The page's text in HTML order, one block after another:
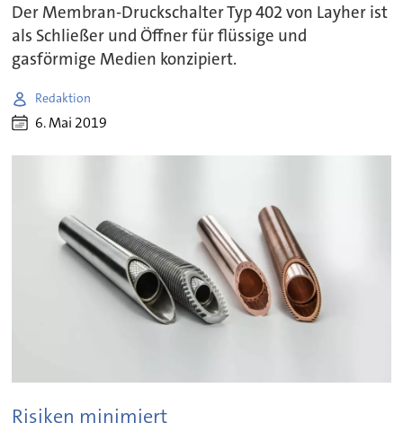
Der Membran-Druckschalter Typ 402 von Layher ist
als Schließer und Öffner für flüssige und
gasförmige Medien konzipiert.
Redaktion
6. Mai 2019
Risiken minimiert